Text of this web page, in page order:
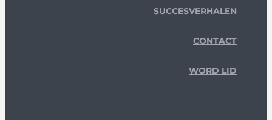
SUCCESVERHALEN
CONTACT
WORD LID